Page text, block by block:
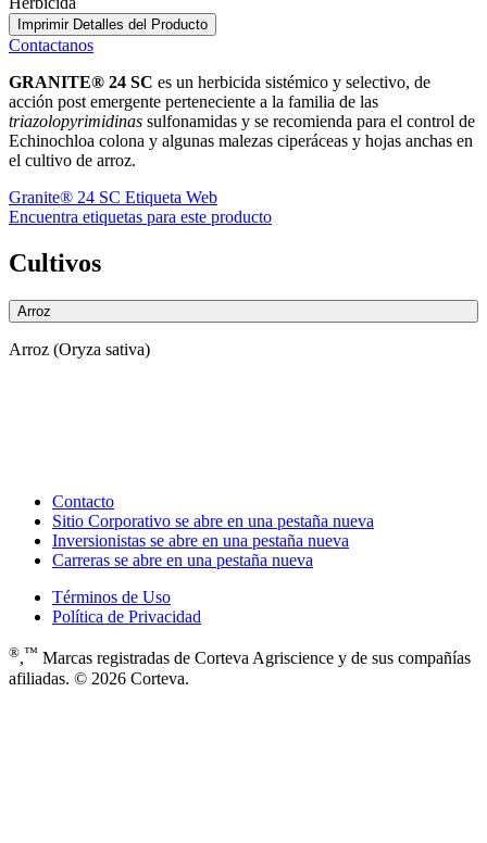
Imprimir Detalles del Producto
Contactanos
GRANITE® 24 SC es un herbicida sistémico y selectivo, de
acción post emergente perteneciente a la familia de las
triazolopyrimidinas sulfonamidas y se recomienda para el control de
Echinochloa colona y algunas malezas ciperáceas y hojas anchas en
el cultivo de arroz.
Granite® 24 SC Etiqueta Web
Encuentra etiquetas para este producto
Cultivos
Arroz
Arroz (Oryza sativa)
Contacto
Sitio Corporativo se abre en una pestaña nueva
Inversionistas se abre en una pestaña nueva
Carreras se abre en una pestaña nueva
Términos de Uso
Política de Privacidad
®,™ Marcas registradas de Corteva Agriscience y de sus compañías
afiliadas. © 2026 Corteva.